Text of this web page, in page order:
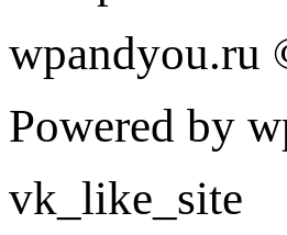
wpandyou.ru
Powered by
vk_like_site